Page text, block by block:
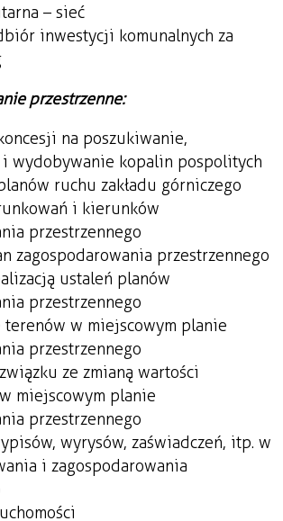
– sieć
inwestycji komunalnych za
przestrzenne:
na poszukiwanie,
i wydobywanie kopalin pospolitych
ruchu zakładu górniczego
i kierunków
przestrzennego
zagospodarowania przestrzennego
ustaleń planów
przestrzennego
terenów w miejscowym planie
przestrzennego
ze zmianą wartości
miejscowym planie
przestrzennego
wyrysów, zaświadczeń, itp. w
i zagospodarowania